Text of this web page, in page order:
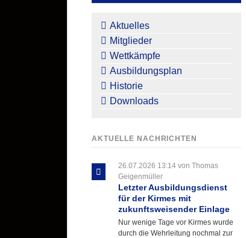
überspringen
Aktuelles
Mitglieder
Wettkämpfe
Ausbildungsplan
Historie
Downloads
AKTUELLE NACHRICHTEN
26.07.2026 13:14 von Thomas
Geigenmüller
Letzter Ausbildungsdienst
für der Kirmes mit
zukunftsweisender Einlage
Nur wenige Tage vor Kirmes wurde
durch die Wehrleitung nochmal zur